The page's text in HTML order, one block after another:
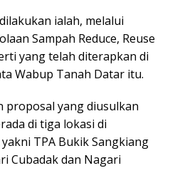
ialah, melalui
Sampah Reduce, Reuse
yang telah diterapkan di
Wabup Tanah Datar itu.
proposal yang diusulkan
di tiga lokasi di
TPA Bukik Sangkiang
Cubadak dan Nagari